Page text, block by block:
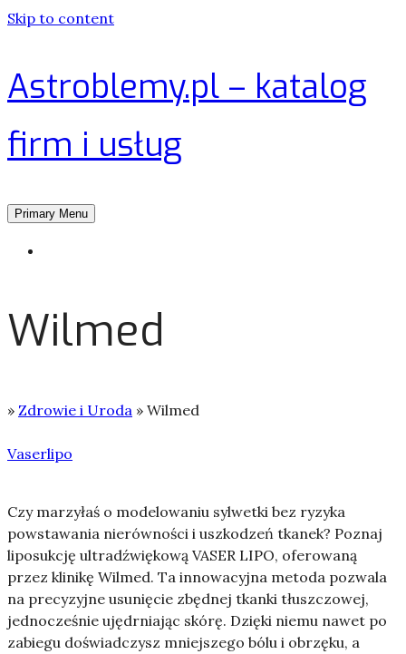
Skip to content
Astroblemy.pl – katalog
firm i usług
Primary Menu
Wilmed
» Zdrowie i Uroda » Wilmed
Vaserlipo
Czy marzyłaś o modelowaniu sylwetki bez ryzyka
powstawania nierówności i uszkodzeń tkanek? Poznaj
liposukcję ultradźwiękową VASER LIPO, oferowaną
przez klinikę Wilmed. Ta innowacyjna metoda pozwala
na precyzyjne usunięcie zbędnej tkanki tłuszczowej,
jednocześnie ujędrniając skórę. Dzięki niemu nawet po
zabiegu doświadczysz mniejszego bólu i obrzęku, a